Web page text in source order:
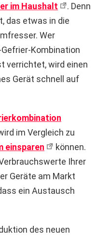
im Haushalt
. Denn
das etwas in die
Wer
Kombination
verrichtet, wird einen
Gerät schnell auf
im Vergleich zu
einsparen
können.
Ihrer
Geräte am Markt
ein Austausch
des neuen